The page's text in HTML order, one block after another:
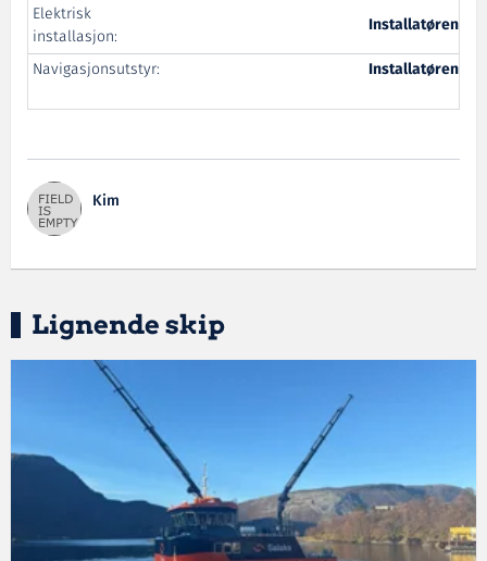
Elektrisk
installasjon:
Installatøren
Navigasjonsutstyr:
Installatøren
Kim
Lignende skip